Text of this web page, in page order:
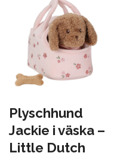
Plyschhund
Jackie i väska –
Little Dutch